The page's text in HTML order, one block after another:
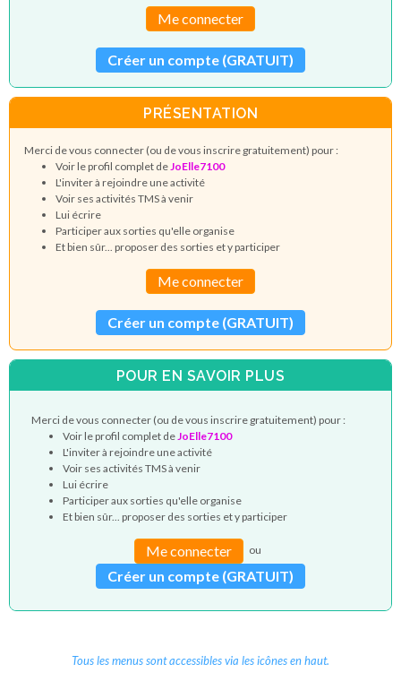
Me connecter
Créer un compte (GRATUIT)
PRÉSENTATION
Merci de vous connecter (ou de vous inscrire gratuitement) pour :
Voir le profil complet deJoElle7100
L'inviter à rejoindre une activité
Voir ses activités TMS à venir
Lui écrire
Participer aux sorties qu'elle organise
Et bien sûr... proposer des sorties et y participer
Me connecter
Créer un compte (GRATUIT)
POUR EN SAVOIR PLUS
Merci de vous connecter (ou de vous inscrire gratuitement) pour :
Voir le profil complet deJoElle7100
L'inviter à rejoindre une activité
Voir ses activités TMS à venir
Lui écrire
Participer aux sorties qu'elle organise
Et bien sûr... proposer des sorties et y participer
Me connecter ou
Créer un compte (GRATUIT)
Tous les menus sont accessibles via les icônes en haut.